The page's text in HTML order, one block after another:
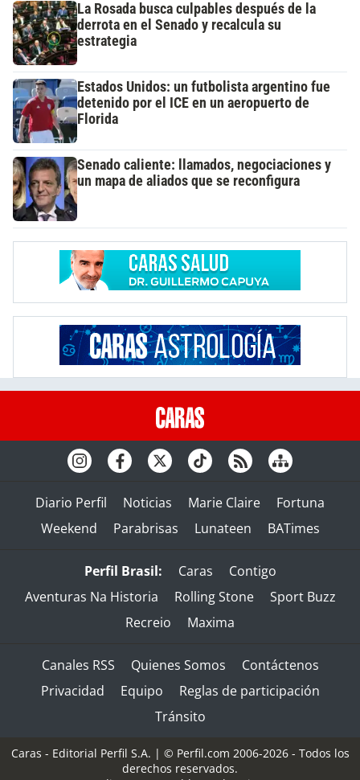
La Rosada busca culpables después de la
derrota en el Senado y recalcula su
estrategia
Estados Unidos: un futbolista argentino fue
detenido por el ICE en un aeropuerto de
Florida
Senado caliente: llamados, negociaciones y
un mapa de aliados que se reconfigura
Diario Perfil Noticias Marie Claire
Fortuna
Weekend
Parabrisas Lunateen BATimes
Perfil Brasil: Caras
Contigo
Aventuras Na Historia
Rolling Stone
Sport Buzz
Recreio
Maxima
Canales RSS Quienes Somos
Contáctenos
Privacidad
Equipo
Reglas de participación
Tránsito
Caras - Editorial Perfil S.A. | © Perfil.com 2006-2026 - Todos los
derechos reservados.